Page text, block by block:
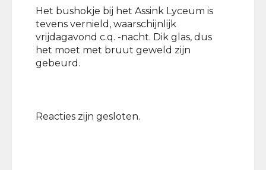
Het bushokje bij het Assink Lyceum is
tevens vernield, waarschijnlijk
vrijdagavond c.q. -nacht. Dik glas, dus
het moet met bruut geweld zijn
gebeurd.
Reacties zijn gesloten.